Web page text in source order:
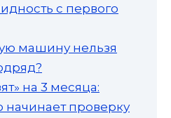
с первого
машину нельзя
на 3 месяца:
проверку